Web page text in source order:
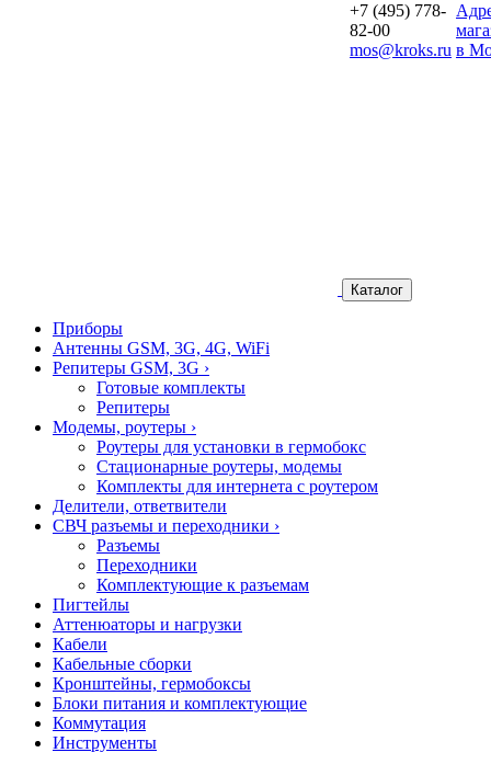
+7 (495) 778-
82-00
mos@kroks.ru в
Каталог
Приборы
Антенны GSM, 3G, 4G, WiFi
Репитеры GSM, 3G ›
Готовые комплекты
Репитеры
Модемы, роутеры ›
Роутеры для установки в гермобокс
Стационарные роутеры, модемы
Комплекты для интернета с роутером
Делители, ответвители
СВЧ разъемы и переходники ›
Разъемы
Переходники
Комплектующие к разъемам
Пигтейлы
Аттенюаторы и нагрузки
Кабели
Кабельные сборки
Кронштейны, гермобоксы
Блоки питания и комплектующие
Коммутация
Инструменты